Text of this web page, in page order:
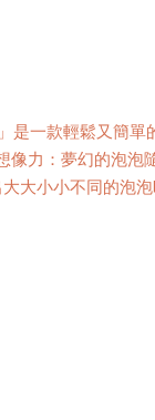
」是一款輕鬆又簡
像力：夢幻的泡
大小小不同的泡